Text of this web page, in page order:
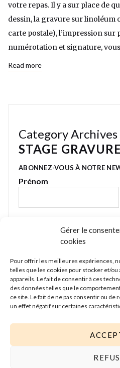
Gérer le
cookies
Pour offrir les meilleures expériences,
telles que les cookies pour stocker et/
appareils. Le fait de consentir à ces
des données telles que le
ce site. Le fait de ne pas consentir ou
un effet négatif sur certaines
votre repas. Il y a sur place de
dessin, la gravure sur
carte postale), l’impression sur
numérotation et signature,
Read more
Category Archives
STAGE GRAVURE
ABONNEZ-VOUS À NOTRE
Prénom
Nous gardons vos données
partageons qu’avec les
service possible. Lire notre
pour plus d’informations.